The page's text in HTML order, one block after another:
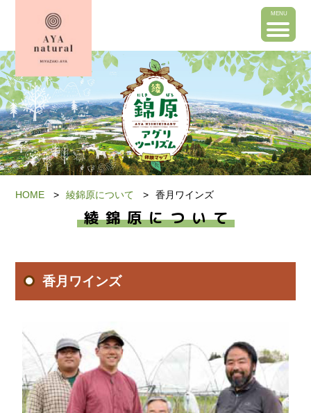
MENU
HOME 綾錦原について 香月ワインズ
綾錦原について
香月ワインズ